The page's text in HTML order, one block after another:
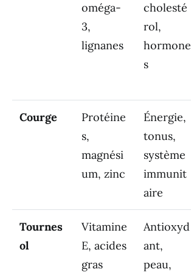
oméga-
3,
lignanes
cholesté
rol,
hormone
s
Courge
Protéine
s,
magnési
um, zinc
Énergie,
tonus,
système
immunit
aire
Tournes
ol
Vitamine
E, acides
gras
Antioxyd
ant,
peau,